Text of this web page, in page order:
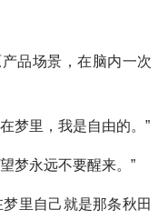
品场景，在脑内一次
梦里，我是自由的。”
梦永远不要醒来。”
里自己就是那条秋田